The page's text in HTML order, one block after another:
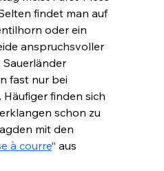
findet man auf
oder ein
anspruchsvoller
Sauerländer
fast nur bei
finden sich
schon zu
mit den
à courre“ aus